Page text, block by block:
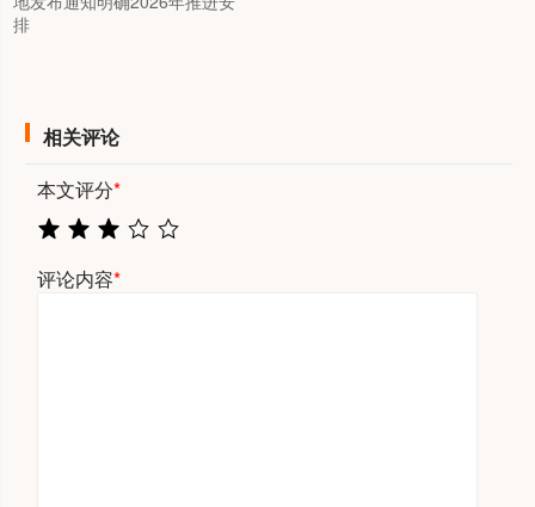
排
相关评论
本文评分*
评论内容*